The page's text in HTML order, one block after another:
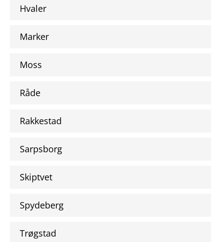
Hvaler
Marker
Moss
Råde
Rakkestad
Sarpsborg
Skiptvet
Spydeberg
Trøgstad